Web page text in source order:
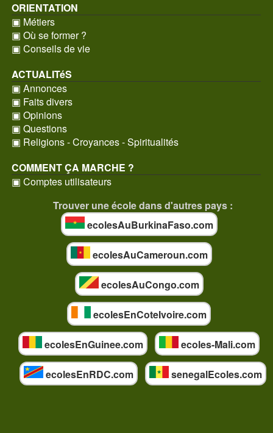
ORIENTATION
▣ Métiers
▣ Où se former ?
▣ Conseils de vie
ACTUALITéS
▣ Annonces
▣ Faits divers
▣ Opinions
▣ Questions
▣ Religions - Croyances - Spiritualités
COMMENT ÇA MARCHE ?
▣ Comptes utilisateurs
Trouver une école dans d'autres pays :
ecolesAuBurkinaFaso.com
ecolesAuCameroun.com
ecolesAuCongo.com
ecolesEnCoteIvoire.com
ecolesEnGuinee.com ecoles-Mali.com
ecolesEnRDC.com senegalEcoles.com